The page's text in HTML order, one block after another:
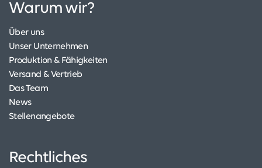
Warum wir?
Über uns
Unser Unternehmen
Produktion & Fähigkeiten
Versand & Vertrieb
Das Team
News
Stellenangebote
Rechtliches